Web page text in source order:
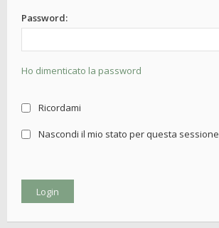
Password:
Ho dimenticato la password
Ricordami
Nascondi il mio stato per questa sessione